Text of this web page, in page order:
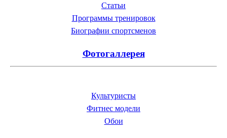
Статьи
Программы тренировок
Биографии спортсменов
Фотогаллерея
Культуристы
Фитнес модели
Обои